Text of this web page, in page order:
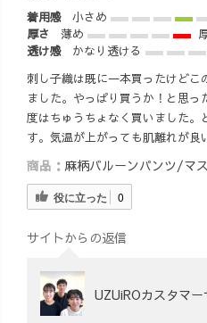
着用感
小さめ
厚さ
薄め
透け感
かなり透ける
刺し子織は既に一本買ったけどこ
ました。やっぱり買うか！と思
度はちゅうちょなく買いました。
す。気温が上がっても肌離れが良
商品： 麻柄バルーンパンツ/マ
役に立った 0
サイトからの返信
UZUiROカスタマ